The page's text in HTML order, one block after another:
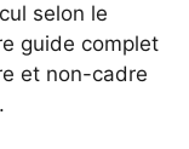
selon le
guide complet
et non-cadre
.